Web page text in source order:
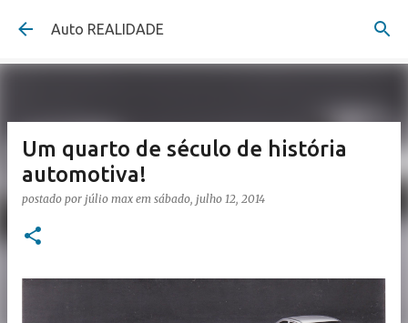
Pular para o conteúdo principal
Auto REALIDADE
Um quarto de século de história
automotiva!
postado por júlio max em sábado, julho 12, 2014